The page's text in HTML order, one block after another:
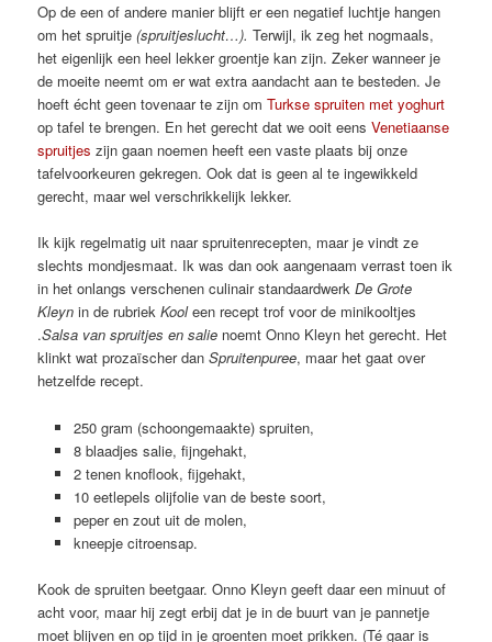
Op de een of andere manier blijft er een negatief luchtje hangen
om het spruitje(spruitjeslucht…). Terwijl, ik zeg het nogmaals,
het eigenlijk een heel lekker groentje kan zijn. Zeker wanneer je
de moeite neemt om er wat extra aandacht aan te besteden. Je
hoeft écht geen tovenaar te zijn omTurkse spruiten met yoghurt
op tafel te brengen. En het gerecht dat we ooit eensVenetiaanse
spruitjes zijn gaan noemen heeft een vaste plaats bij onze
tafelvoorkeuren gekregen. Ook dat is geen al te ingewikkeld
gerecht, maar wel verschrikkelijk lekker.
Ik kijk regelmatig uit naar spruitenrecepten, maar je vindt ze
slechts mondjesmaat. Ik was dan ook aangenaam verrast toen ik
in het onlangs verschenen culinair standaardwerkDe Grote
Kleyn in de rubriek Kooleen recept trof voor de minikooltjes
.Salsa van spruitjes en salie noemt Onno Kleyn het gerecht. Het
klinkt wat prozaïscher danSpruitenpuree, maar het gaat over
hetzelfde recept.
250 gram (schoongemaakte) spruiten,
8 blaadjes salie, fijngehakt,
2 tenen knoflook, fijgehakt,
10 eetlepels olijfolie van de beste soort,
peper en zout uit de molen,
kneepje citroensap.
Kook de spruiten beetgaar. Onno Kleyn geeft daar een minuut of
acht voor, maar hij zegt erbij dat je in de buurt van je pannetje
moet blijven en op tijd in je groenten moet prikken. (Té gaar is